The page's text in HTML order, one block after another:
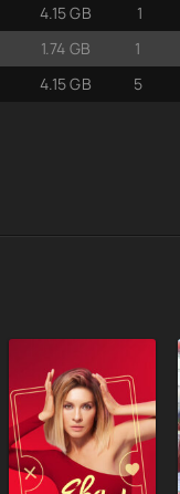
4.15 GB 1
1.74 GB 1
4.15 GB 5